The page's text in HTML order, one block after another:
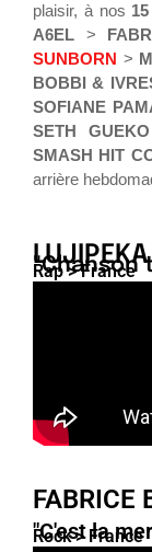
plaisir, à nos
A6EL >
SUNBORN >
BOBBI &
SOFIANE
SETH GUEKO
SMASH HIT
arrière
"Chanson
Rap > France
FABRICE
"C'est la
Rock > France